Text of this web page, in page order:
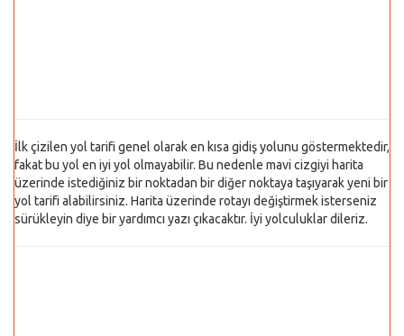
İlk çizilen yol tarifi genel olarak en kısa gidiş yolunu göstermektedir,
fakat bu yol en iyi yol olmayabilir. Bu nedenle mavi cizgiyi harita
üzerinde istediğiniz bir noktadan bir diğer noktaya taşıyarak yeni bir
yol tarifi alabilirsiniz. Harita üzerinde rotayı değiştirmek isterseniz
sürükleyin diye bir yardımcı yazı çıkacaktır. İyi yolculuklar dileriz.